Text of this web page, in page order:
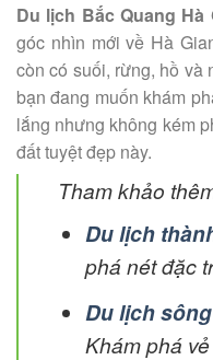
Du lịch Bắc Quang Hà
góc nhìn mới về Hà
còn có suối, rừng, hồ và
bạn đang muốn khám
lắng nhưng không kém
đất tuyệt đẹp này.
Tham khảo
Du lịch
phá nét đặc
Du lịch
Khám phá